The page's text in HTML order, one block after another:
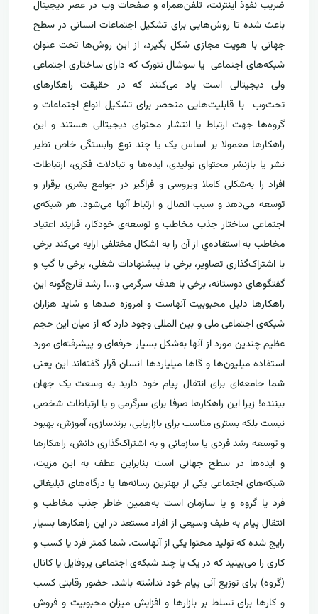
ضریب نفوذ اینترنت، تلفن‌همراه و صفحات وب در عصر دیجیتال
باعث شده تا روش‌هایی برای تشکیل اجتماعات انسانی در سطح
جهانی با هویت مجازی شکل بگیرد، از این روش‌ها تحت عنوان
شبکه‌های اجتماعی یا سوشال نتورک که دارای ساختاری اجتماعی
ولی دیجیتالی است یاد می‌کنند که در حقیقت راهکارهای
تحت‌وب با قابلیت‌هایی منحصر برای تشکیل انواع اجتماعات و
گروه‌ها جهت ارتباط یا انتشار محتوای دیجیتالی هستند و این
راهکارها معمولا بر اساس یک یا چند نوع وابستگی خاص نظیر
نشر یا بازنشر محتوای تولیدی، ایده‌ها و تبادلات فکری، ارتباطات
افراد را به‌شکلی کاملا ویروسی و فراگیر در جوامع بشری برقرار و
توسعه می‌دهد و سبب اتصال و ارتباط آنها می‌شود. هر شبکه‌ی
اجتماعی ساختار جذب مخاطب و توسعه‌ی خودکار، فرایند اعتیاد
مخاطب به استفاده‌ي از آن را به اشکال مختلفی ارایه می‌کند برخی
با اشتراک‌گذاری تصاویر، برخی با پیشنهادات شغلی، برخی با گپ و
گفتگوهای دوستانه، برخی با هدف سرگرمی و...! رشد قارچ‌گونه این
راهکارها دلیل محبوبیت آنهاست و امروزه صدها و شاید هزاران
شبکه‌ی اجتماعی ملی و بین المللی وجود دارد که از میان این حجم
عظیم چندین مورد از آنها به‌شکل بسیار حرفه‌ای و پیشرفته‌ای مورد
استفاده میلیون‌ها و گاها میلیاردها انسان قرار گفته‌اند این یعنی
شما جامعه‌ای برای انتقال پیام خود دارید به وسعت یک جهان
بیننده! زیرا این راهکارها صرفا برای سرگرمی و یا ارتباطات شخصی
نیست بلکه بستری مناسب برای بازاریابی، برندسازی، آموزش، بهبود
و توسعه رشد فردی یا سازمانی و به اشتراک‌گذاری دانش، راهکارها
و ایده‌ها در سطح جهانی است بنابراین عطف به این مزیت،
شبکه‌های اجتماعی یکی از بهترین رسانه‌ها یا درگاه‌های تبلیغاتی
فرد یا گروه و یا سازمان است به‌همین خاطر جذب مخاطب و
انتقال پیام به طیف وسیعی از افراد مستعد در این راهکارها بسیار
رایج شده که تولید محتوا یکی از آنهاست. شما کمتر فرد یا کسب و
کاری را می‌بینید که در یک یا چند شبکه‌ی اجتماعی پروفایل یا کانال
(گروه) برای توزیع آنی پیام خود نداشته باشد. حضور رقابتی کسب
و کارها برای تسلط بر بازارها و افزایش میزان محبوبیت و فروش